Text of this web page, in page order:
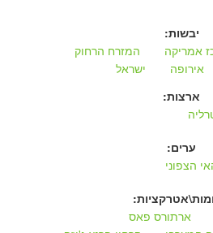
יבשות:
אמריקה
המזרח הרחוק
אירופה
ישראל
ארצות:
ערים:
הצפוני
ארתורס פאס